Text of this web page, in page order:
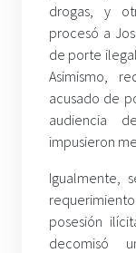
drogas, y
procesó a
de porte
Asimismo,
acusado de
audiencia
impusieron
Igualmente,
posesión
decomisó